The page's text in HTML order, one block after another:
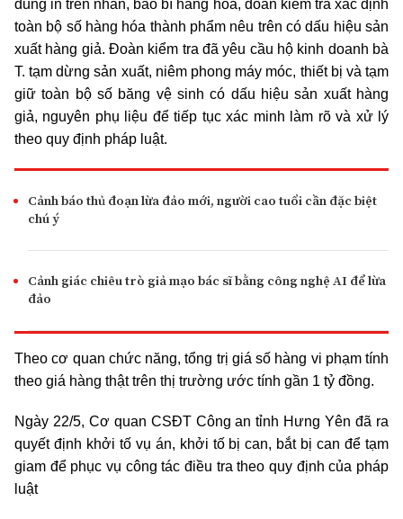
dung in trên nhãn, bao bì hàng hóa, đoàn kiểm tra xác định
toàn bộ số hàng hóa thành phẩm nêu trên có dấu hiệu sản
xuất hàng giả. Đoàn kiểm tra đã yêu cầu hộ kinh doanh bà
T. tạm dừng sản xuất, niêm phong máy móc, thiết bị và tạm
giữ toàn bộ số băng vệ sinh có dấu hiệu sản xuất hàng
giả, nguyên phụ liệu để tiếp tục xác minh làm rõ và xử lý
theo quy định pháp luật.
Cảnh báo thủ đoạn lừa đảo mới, người cao tuổi cần đặc biệt
chú ý
Cảnh giác chiêu trò giả mạo bác sĩ bằng công nghệ AI để lừa
đảo
Theo cơ quan chức năng, tổng trị giá số hàng vi phạm tính
theo giá hàng thật trên thị trường ước tính gần 1 tỷ đồng.
Ngày 22/5, Cơ quan CSĐT Công an tỉnh Hưng Yên đã ra
quyết định khởi tố vụ án, khởi tố bị can, bắt bị can để tạm
giam để phục vụ công tác điều tra theo quy định của pháp
luật